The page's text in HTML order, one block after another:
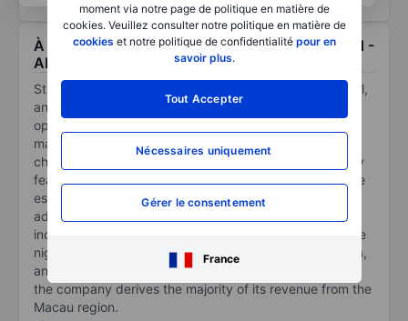
moment via notre page de politique en matière de
cookies. Veuillez consulter notre politique en matière de
cookies et notre politique de confidentialité pour en
savoir plus.
Tout Accepter
Nécessaires uniquement
Gérer le consentement
France
À propos Studio City International Holdings Ltd -
ADR
Studio City International Holdings Ltd is a gaming, retail,
and entertainment resort located in Cotai, Macau. It
operates Studio City Casino with around 250 mass-
market gaming tables; including tables for VIP rolling
chip operations, and 552 gaming machines. Studio City
features luxury hotel rooms, diverse food and beverage
establishments, and complementary retail space. In
addition, the company offers non-gaming attractions,
including the world's first figure-8 Ferris wheel, a deluxe
nightclub and karaoke venue, a live performance arena,
an outdoor and an indoor water park. Geographically,
the company derives the majority of its revenue from the
Macau region.